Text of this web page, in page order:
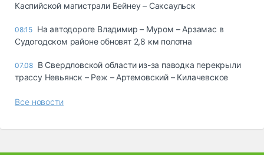
Каспийской магистрали Бейнеу – Саксаульск
08:15 На автодороге Владимир – Муром – Арзамас в
Судогодском районе обновят 2,8 км полотна
07.08 В Свердловской области из-за паводка перекрыли
трассу Невьянск – Реж – Артемовский – Килачевское
Все новости